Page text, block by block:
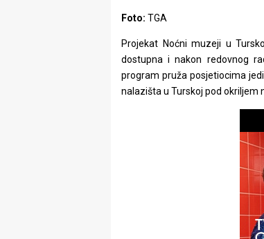
Foto: TGA
Projekat Noćni muzeji u
dostupna i nakon redovnog
program pruža posjetiocima
nalazišta u Turskoj pod okriljem